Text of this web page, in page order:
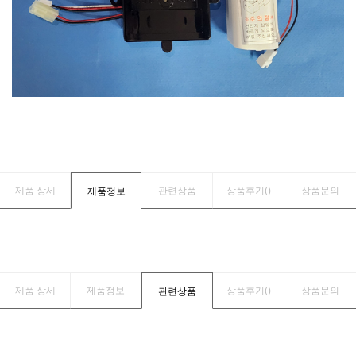
제품 상세 제품정보 관련상품 상품후기() 상품문의
제품 상세 제품정보 관련상품 상품후기() 상품문의